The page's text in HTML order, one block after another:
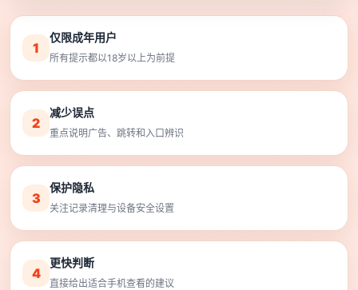
1
仅限成年用户
所有提示都以18岁以上为前提
2
减少误点
重点说明广告、跳转和入口辨识
3
保护隐私
关注记录清理与设备安全设置
4
更快判断
直接给出适合手机查看的建议